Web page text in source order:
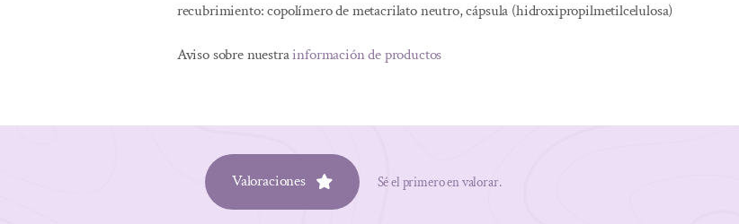
recubrimiento: copolímero de metacrilato neutro, cápsula (hidroxipropilmetilcelulosa)
Aviso sobre nuestrainformación de productos
Valoraciones Sé el primero en valorar.